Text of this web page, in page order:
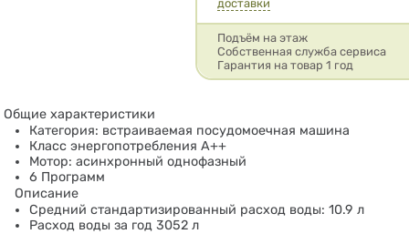
доставки
Подъём на этаж
Собственная служба сервиса
Гарантия на товар 1 год
Общие характеристики
Категория: встраиваемая посудомоечная машина
Класс энергопотребления A++
Мотор: асинхронный однофазный
6 Программ
Описание
Средний стандартизированный расход воды: 10.9 л
Расход воды за год 3052 л